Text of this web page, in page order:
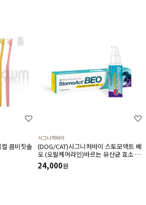
콤비칫솔
시그니처바이
(DOG/CAT)시그니처바이 스토모액트 베
오 (오랄케어라인)바르는 유산균 효소 치
약90g
24,000원